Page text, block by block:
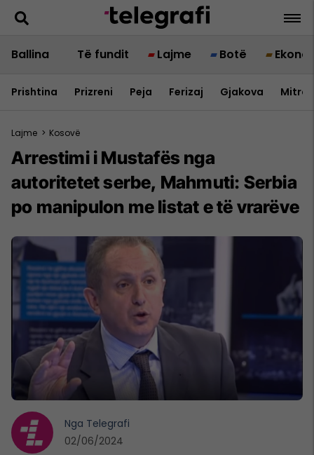
Ballina Të fundit Lajme Botë
Prishtina Prizreni Peja Ferizaj Gjakova
Lajme > Kosovë
​Arrestimi i Mustafës nga
autoritetet serbe, Mahmuti: Serbia
po manipulon me listat e të vrarëve
Nga Telegrafi
02/06/2024